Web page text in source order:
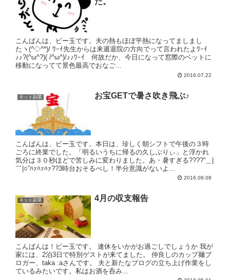
こんばんは、ビー玉です。夫の熱もほぼ平熱になってましまし
たヽ(^◇^*)/ ﾜｰｲ先生からは来週退院の方向でって言われたよﾜｰｲ
♪♪?(^ω^?)( /^ω^)/♪♪ﾜｰｲ 何故だか、今日になって窓際のベットに
移動になってて景色最高でおなご...
2016.07.22
ネット副業 お宝GETで暑さ吹き飛ぶ♪
こんばんは、ビー玉です。本日は、珍しく朝シフトで午後の３時
ごろに終業でした。「明るいうちに帰るの久しぶりぃ」と浮かれ
気分は３０秒ほどで苦しみに変わりました。あ・暑すぎる????”＿|
￣|○”ﾊｧﾊｧﾊｧ??3時台おそるべし！半分意識がないよ...
2016.08.08
ネット副業 4月の収支報告
こんばんは！ビー玉です。 連休をいかがお過ごしでしょうか 我が
家には、2泊3日で特別ゲストが来てました。 仲良しのカップ麺ブ
ロガー、taka :aさんです。 夫と新たなブログの立ち上げ作業をし
ているみたいです。私はお酒を呑み...